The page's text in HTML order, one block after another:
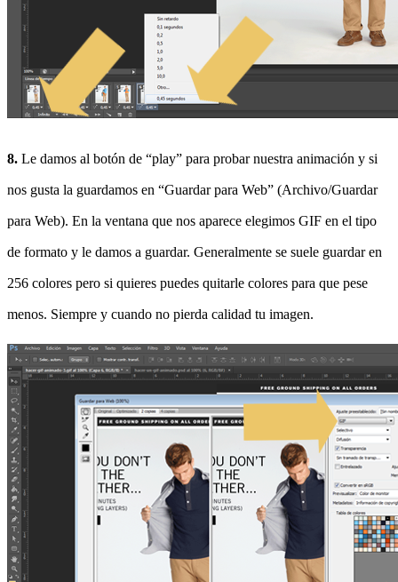
8. Le damos al botón de “play” para probar nuestra animación y si
nos gusta la guardamos en “Guardar para Web” (Archivo/Guardar
para Web). En la ventana que nos aparece elegimos GIF en el tipo
de formato y le damos a guardar. Generalmente se suele guardar en
256 colores pero si quieres puedes quitarle colores para que pese
menos. Siempre y cuando no pierda calidad tu imagen.